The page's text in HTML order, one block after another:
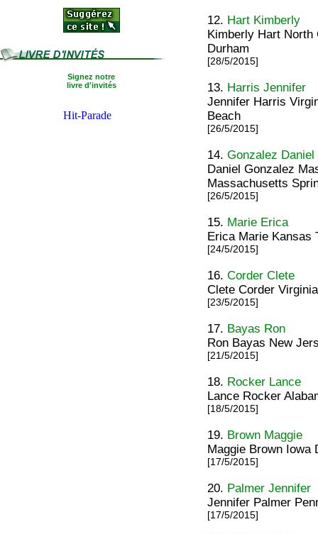
Signez notre
livre d'invités
12. Hart Kimberly
Kimberly Hart North
Durham
[28/5/2015]
13. Harris Jennifer
Jennifer Harris
Beach
[26/5/2015]
14.Gonzalez Daniel
Daniel Gonzalez
Massachusetts
[26/5/2015]
15. Marie Erica
Erica Marie Kansas
[24/5/2015]
16.Corder Clete
Clete Corder
[23/5/2015]
17. Bayas Ron
Ron Bayas New
[21/5/2015]
18. Rocker Lance
Lance Rocker
[18/5/2015]
19. Brown Maggie
Maggie Brown Iowa
[17/5/2015]
20. Palmer Jennifer
Jennifer Palmer
[17/5/2015]